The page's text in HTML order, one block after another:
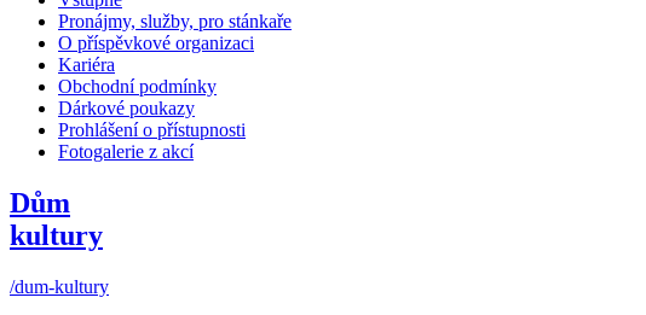
Pronájmy, služby, pro stánkaře
O příspěvkové organizaci
Kariéra
Obchodní podmínky
Dárkové poukazy
Prohlášení o přístupnosti
Fotogalerie z akcí
Dům
kultury
/dum-kultury